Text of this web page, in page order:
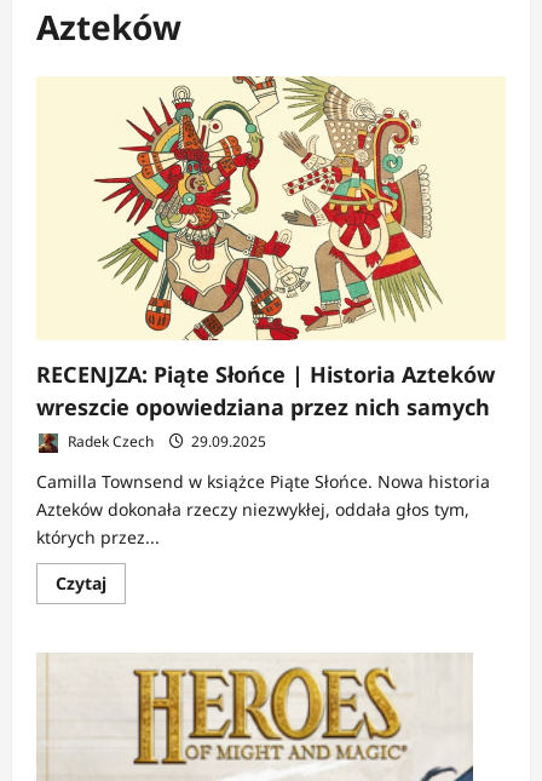
Azteków
RECENJZA: Piąte Słońce | Historia Azteków
wreszcie opowiedziana przez nich samych
Radek Czech 29.09.2025
Camilla Townsend w książce Piąte Słońce. Nowa historia
Azteków dokonała rzeczy niezwykłej, oddała głos tym,
których przez...
CzytajDowiedz
się
RECENJZA:
Piąte
Słońce
Historia
Azteków
wreszcie
opowiedziana